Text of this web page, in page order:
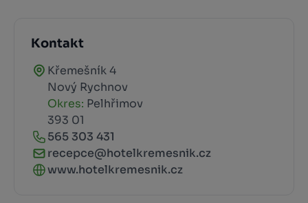
Kontakt
Křemešník 4
Nový Rychnov
Okres: Pelhřimov
393 01
565 303 431
recepce@hotelkremesnik.cz
www.hotelkremesnik.cz